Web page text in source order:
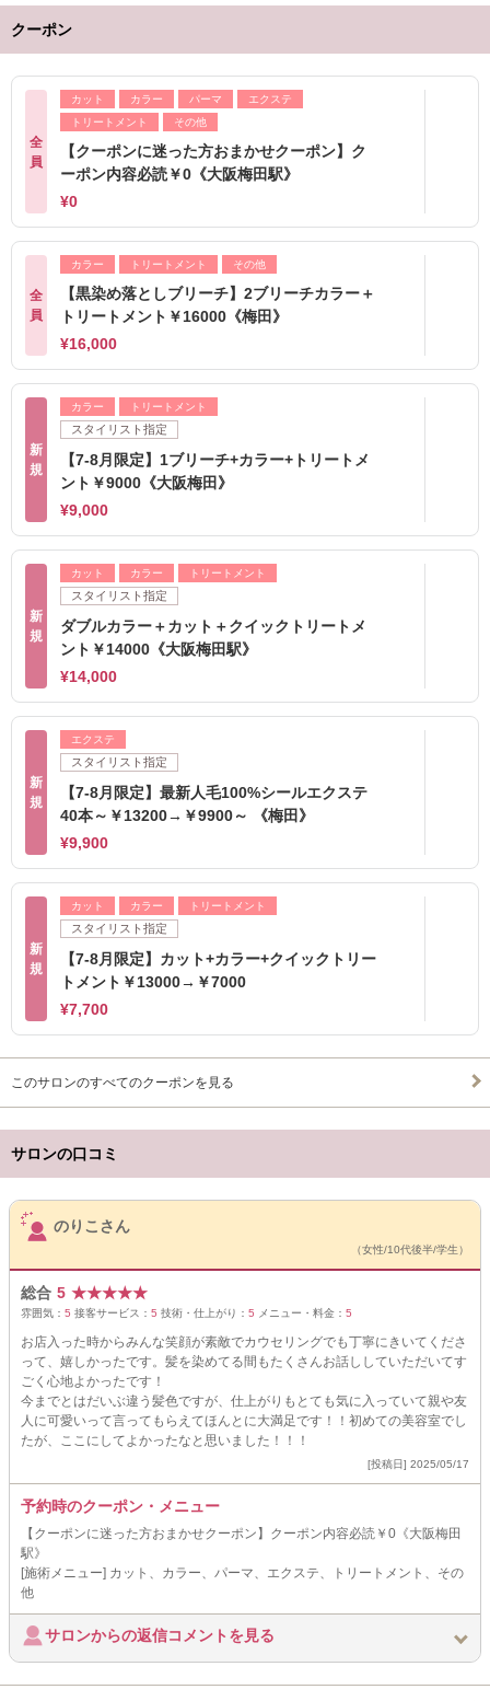
クーポン
全
員
カット カラー パーマ
エクステ
トリートメント
その他
【クーポンに迷った方おまかせクーポン】ク
ーポン内容必読￥0《大阪梅田駅》
¥0
全
員
カラー トリートメント その他
【黒染め落としブリーチ】2ブリーチカラー＋
トリートメント￥16000《梅田》
¥16,000
新
規
カラー トリートメント
スタイリスト指定
【7-8月限定】1ブリーチ+カラー+トリートメ
ント￥9000《大阪梅田》
¥9,000
新
規
カット カラー トリートメント
スタイリスト指定
ダブルカラー＋カット＋クイックトリートメ
ント￥14000《大阪梅田駅》
¥14,000
新
規
エクステ
スタイリスト指定
【7-8月限定】最新人毛100%シールエクステ
40本～￥13200→￥9900～ 《梅田》
¥9,900
新
規
カット カラー トリートメント
スタイリスト指定
【7-8月限定】カット+カラー+クイックトリー
トメント￥13000→￥7000
¥7,700
このサロンのすべてのクーポンを見る
サロンの口コミ
サロンPick Up
のりこさん
（女性/10代後半/学生）
総合 5 ★★★★★
雰囲気： 5 接客サービス： 5 技術・仕上がり： 5 メニュー・料金： 5
お店入った時からみんな笑顔が素敵でカウセリングでも丁寧にきいてくださ
って、嬉しかったです。髪を染めてる間もたくさんお話ししていただいてす
ごく心地よかったです！
今までとはだいぶ違う髪色ですが、仕上がりもとても気に入っていて親や友
人に可愛いって言ってもらえてほんとに大満足です！！初めての美容室でし
たが、ここにしてよかったなと思いました！！！
[投稿日] 2025/05/17
予約時のクーポン・メニュー
【クーポンに迷った方おまかせクーポン】クーポン内容必読￥0《大阪梅田
駅》
[施術メニュー] カット、カラー、パーマ、エクステ、トリートメント、その
他
サロンからの返信コメントを見る